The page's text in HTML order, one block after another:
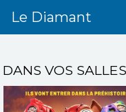
Le Diamant
DANS VOS